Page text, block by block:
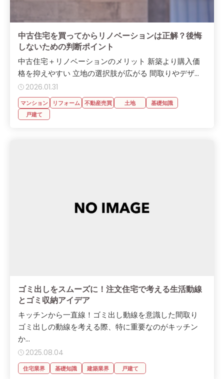
中古住宅を買ってからリノベーションは正解？後悔
しないための判断ポイント
中古住宅＋リノベーションのメリット 新築より購入価
格を抑えやすい 立地の選択肢が広がる 間取りやデザ...
2026.01.31
マンション リフォーム 不動産売買 土地
基礎知識
戸建て
ゴミ出しをスムーズに！注文住宅で考える生活動線
とゴミ収納アイデア
キッチンから一直線！ゴミ出し動線を意識した間取り
ゴミ出しの動線を考える際、特に重要なのがキッチン
か...
2025.08.04
住宅業界 基礎知識 建築業界 戸建て